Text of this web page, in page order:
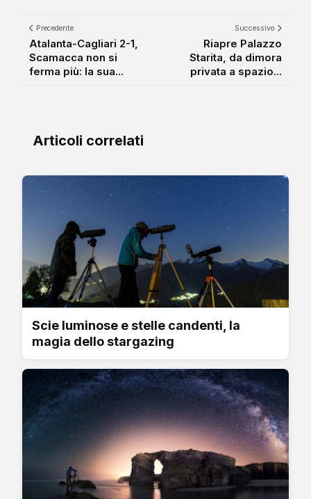
Precedente
Atalanta-Cagliari 2-1,
Scamacca non si
ferma più: la sua...
Successivo
Riapre Palazzo
Starita, da dimora
privata a spazio...
Articoli correlati
Scie luminose e stelle candenti, la
magia dello stargazing